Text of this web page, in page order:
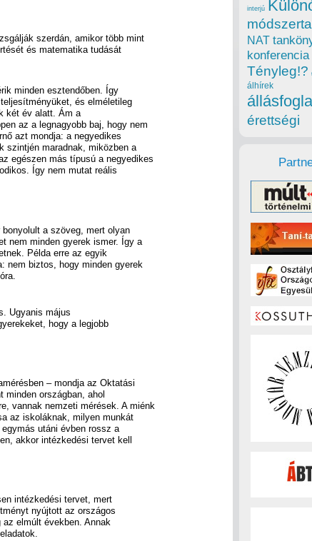
szerdán, amikor több mint
és matematika tudását
minden esztendőben. Így
és elméletileg
két év alatt. Ám a
az a legnagyobb baj, hogy nem
azt mondja: a negyedikes
szintjén maradnak, miközben a
egészen más típusú a negyedikes
Így nem mutat reális
a szöveg, mert olyan
nem minden gyerek ismer. Így a
Példa erre az egyik
nem biztos, hogy minden gyerek
Ugyanis május
hogy a legjobb
– mondja az Oktatási
minden országban, ahol
vannak nemzeti mérések. A miénk
az iskoláknak, milyen munkát
utáni évben rossz a
akkor intézkedési tervet kell
intézkedési tervet, mert
nyújtott az országos
elmúlt években. Annak
interjú
NAT
konferencia
Tényleg!?
álhírek
érettségi